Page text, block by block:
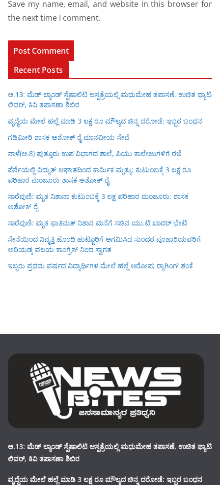
Save my name, email, and website in this browser for
the next time I comment.
Recent Posts
ಆ.13: ಮೆಡ್ ಲ್ಯಾಂಡ್ ಸ್ಪೆಷಾಲಿಟಿ ಆಸ್ಪತ್ರೆಯಲ್ಲಿ ಮಧುಮೇಹ ತಪಾಸಣೆ, ಉಚಿತ ಫ್ಯಾಟಿ
ಲಿವರ್, ಕಿವಿ ತಪಾಸಣಾ ಶಿಬಿರ
ವೃದ್ಧೆಯ ಮೇಲೆ ಹಲ್ಲೆ ಮಾಡಿ 3 ಲಕ್ಷ ರೂ ಮೌಲ್ಯದ ಚಿನ್ನ ದರೋಡೆ: ಇಬ್ಬರ ಬಂಧನ
ಗಡಿಮೀರಿ ಶಾಸಕ ಅಶೋಕ್ ರೈ ಮಾನವೀಯ ಸೇವೆ
ನಾಳೆ(ಆ.8) ಪುತ್ತೂರು ಉಪ ವಿಭಾಗದ ಶಾಲೆ, ಪಿಯು ಕಾಲೇಜುಗಳಿಗೆ ರಜೆ
ಪೆರ್ನೆಯಲ್ಲಿ ವಿದ್ಯುತ್ ಆಘಾತದಿಂದ ಕಾರ್ಮಿಕ ಮೃತ್ಯು: ಕುಟುಂಬಕ್ಕೆ 3 ಲಕ್ಷ ರೂ
ಪರಿಹಾರ ಮಂಜೂರು-ಶಾಸಕ ಅಶೋಕ್ ರೈ
ಸಾರೆಪುಣಿ: ಮೃತ ನಿಶಾನಾ ಕುಟುಂಬಕ್ಕೆ 3 ಲಕ್ಷ ಪರಿಹಾರ ಮಂಜೂರು: ಶಾಸಕ
ಅಶೋಕ್ ರೈ
ಸಾರೆಪುಣಿ: ಮೃತ ಫಾತಿಮತ್ ನಿಶಾನ ಮನೆಗೆ ಸಚಿವ ಯು.ಟಿ ಖಾದರ್ ಭೇಟಿ
ಸೇನೆಯಿಂದ ನಿವೃತ್ತಿ ಹೊಂದಿ ಹುಟ್ಟೂರಿಗೆ ಆಗಮಿಸಿದ ಸುಂದರ ಪೂಜಾರಿಯವರಿಗೆ
ಅರಿಯಡ್ಕ ವಲಯ ಕಾಂಗ್ರೆಸ್ ನಿಂದ ಸ್ವಾಗತ
ಇಬ್ಬರು ಪ್ರಥಮ ವರ್ಷದ ವಿದ್ಯಾರ್ಥಿಗಳ ಮೇಲೆ ಹಲ್ಲೆ ಆರೋಪ; ರ‍್ಯಾಗಿಂಗ್ ಶಂಕೆ
ಆ.13: ಮೆಡ್ ಲ್ಯಾಂಡ್ ಸ್ಪೆಷಾಲಿಟಿ ಆಸ್ಪತ್ರೆಯಲ್ಲಿ ಮಧುಮೇಹ ತಪಾಸಣೆ, ಉಚಿತ ಫ್ಯಾಟಿ
ಲಿವರ್, ಕಿವಿ ತಪಾಸಣಾ ಶಿಬಿರ
ವೃದ್ಧೆಯ ಮೇಲೆ ಹಲ್ಲೆ ಮಾಡಿ 3 ಲಕ್ಷ ರೂ ಮೌಲ್ಯದ ಚಿನ್ನ ದರೋಡೆ: ಇಬ್ಬರ ಬಂಧನ